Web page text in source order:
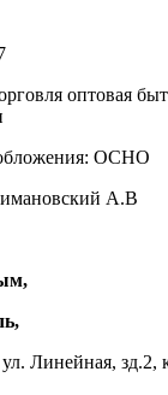
оптовая
ОСНО
А.В
Линейная, зд.2,